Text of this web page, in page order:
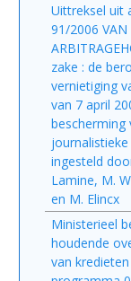
Uittreksel uit
91/2006 VAN
zake : de
vernietiging
van 7 april
bescherming
ingesteld
Lamine, M.
en M. Elincx
Ministerieel
houdende
van